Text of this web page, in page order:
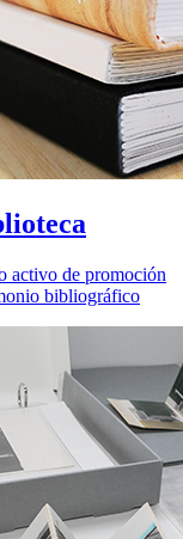
activo de promoción
bibliográfico